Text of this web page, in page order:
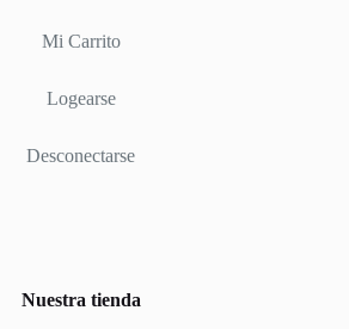
Mi Carrito
Logearse
Desconectarse
Nuestra tienda